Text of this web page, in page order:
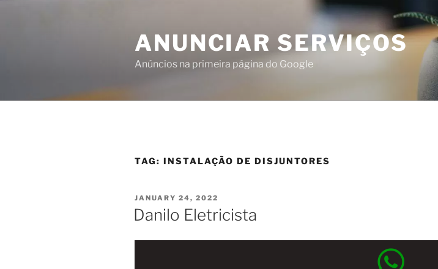
ANUNCIAR SERVIÇOS
Anúncios na primeira página do Google
TAG: INSTALAÇÃO DE DISJUNTORES
JANUARY 24, 2022
Danilo Eletricista